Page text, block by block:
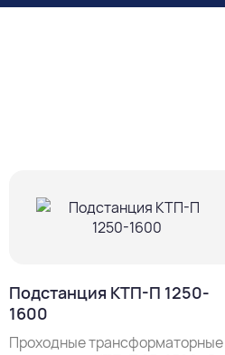
Подстанция КТП-П 1250-
1600
Проходные трансформаторные